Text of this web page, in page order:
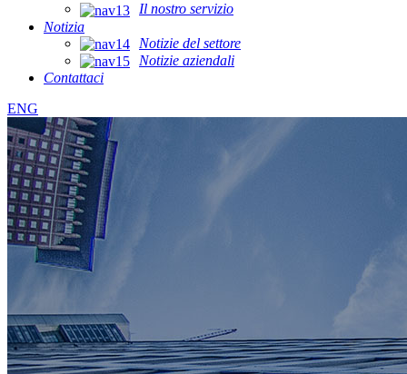
Il nostro servizio
Notizia
Notizie del settore
Notizie aziendali
Contattaci
ENG